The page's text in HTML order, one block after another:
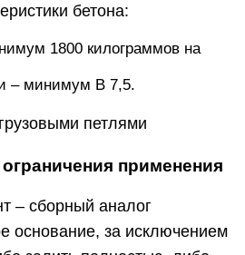
бетона:
1800 килограммов на
– минимум В 7,5.
петлями
применения
– сборный аналог
основание, за исключением